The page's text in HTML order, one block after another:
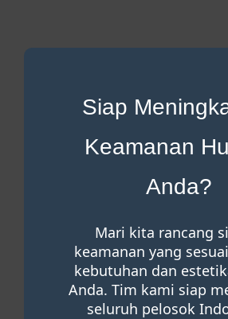
Siap
Keamanan
Anda?
Mari kita rancang
keamanan yang
kebutuhan dan
Anda. Tim kami siap
seluruh pelosok